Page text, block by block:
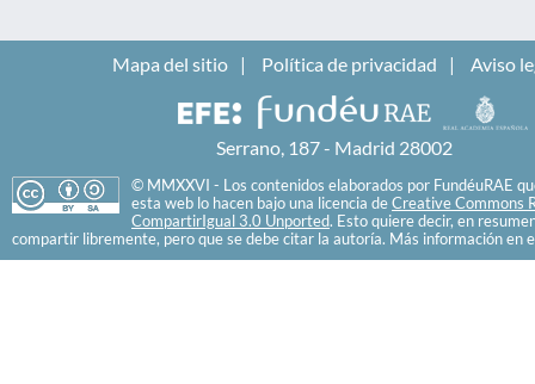
Mapa del sitio Política de privacidad Aviso
Serrano, 187 - Madrid 28002
© MMXXVI - Los contenidos elaborados por FundéuRAE
esta web lo hacen bajo una licencia de Creative Commons
CompartirIgual 3.0 Unported. Esto quiere decir, en
compartir libremente, pero que se debe citar la autoría. Más información en